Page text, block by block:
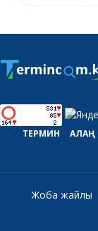
ТЕРМИН АЛАҢ
Жоба жайлы